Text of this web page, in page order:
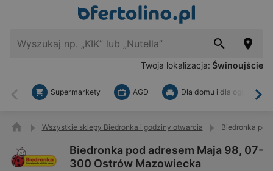
Twoja lokalizacja: Świnoujście
Wstecz
Supermarkety AGD Dla domu i dla ogrodu
Wszystkie sklepy Biedronka i godziny otwarcia Biedronka
Biedronka pod adresem Maja 98, 07-
300 Ostrów Mazowiecka